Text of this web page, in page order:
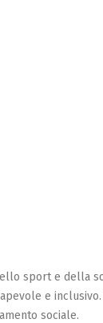
sport e della
e inclusivo.
sociale.